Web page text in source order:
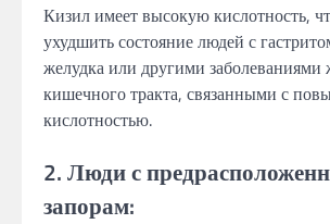
Кизил имеет высокую кислотность,
ухудшить состояние людей с
желудка или другими заболеваниями
кишечного тракта, связанными с
кислотностью.
2. Люди с
запорам: